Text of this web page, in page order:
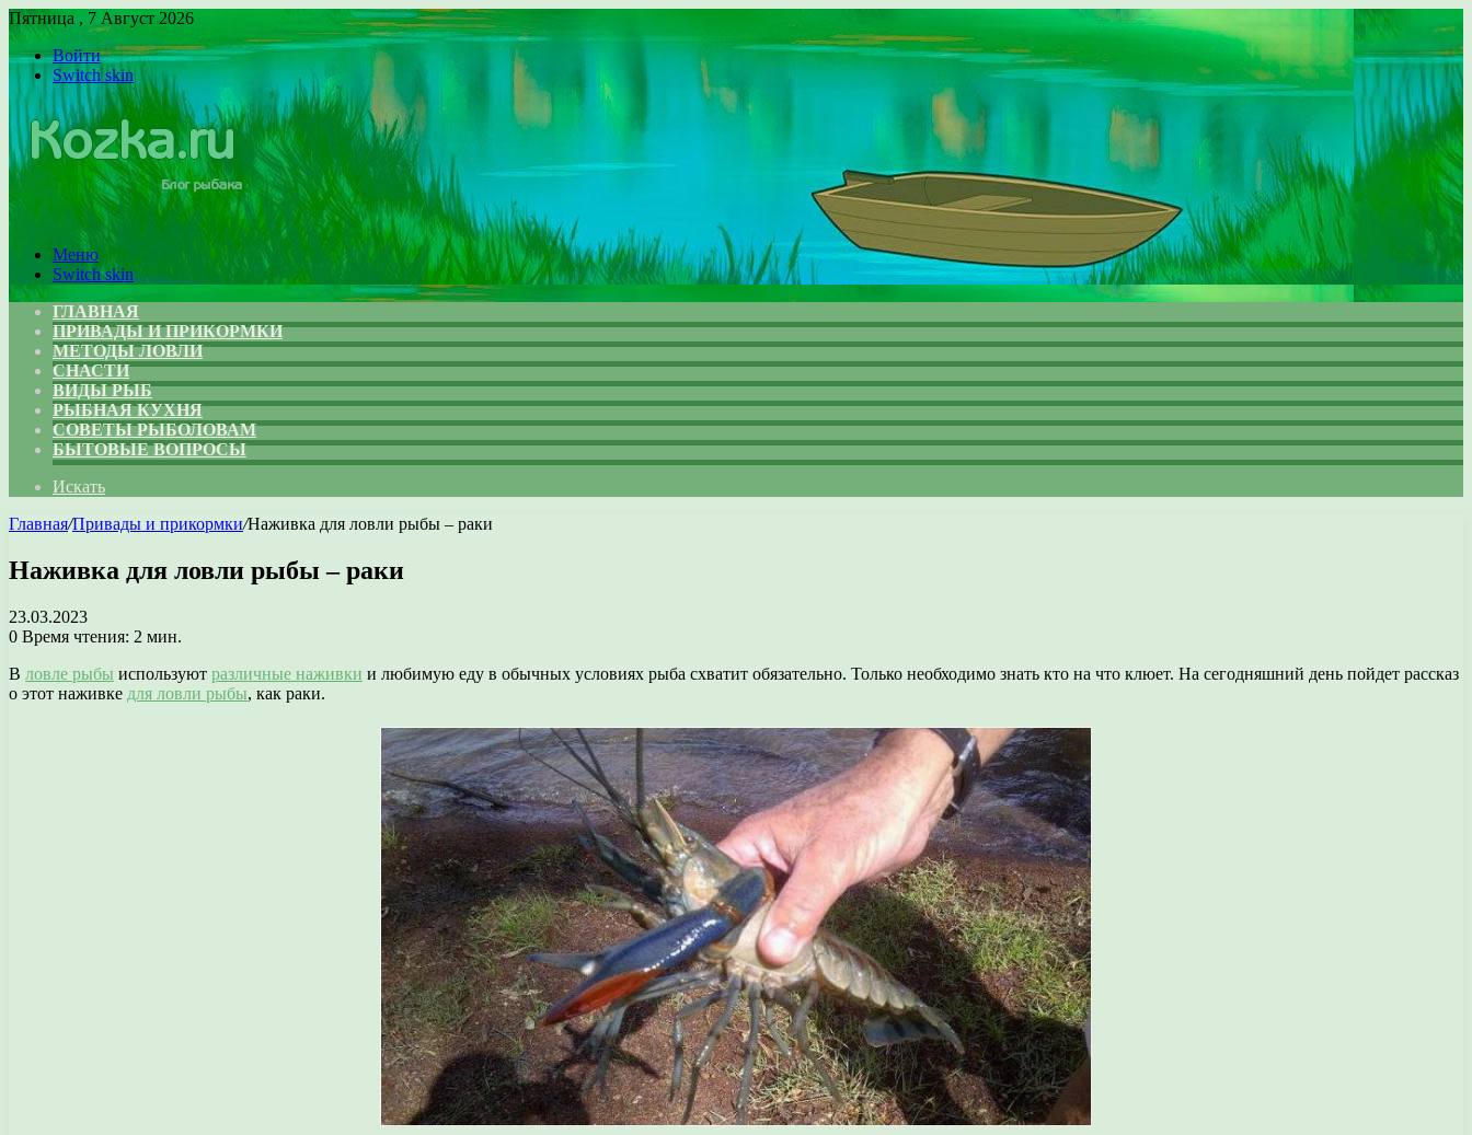
Пятница , 7 Август 2026
Войти
Switch skin
Меню
Switch skin
ГЛАВНАЯ
ПРИВАДЫ И ПРИКОРМКИ
МЕТОДЫ ЛОВЛИ
СНАСТИ
ВИДЫ РЫБ
РЫБНАЯ КУХНЯ
СОВЕТЫ РЫБОЛОВАМ
БЫТОВЫЕ ВОПРОСЫ
Искать
Главная/Привады и прикормки/Наживка для ловли рыбы – раки
Наживка для ловли рыбы – раки
23.03.2023
0 Время чтения: 2 мин.
В ловле рыбы используют различные наживки и любимую еду в обычных условиях рыба схватит обязательно. Только необходимо знать кто на что клюет. На сегодняшний день пойдет рассказ
о этот наживке для ловли рыбы, как раки.